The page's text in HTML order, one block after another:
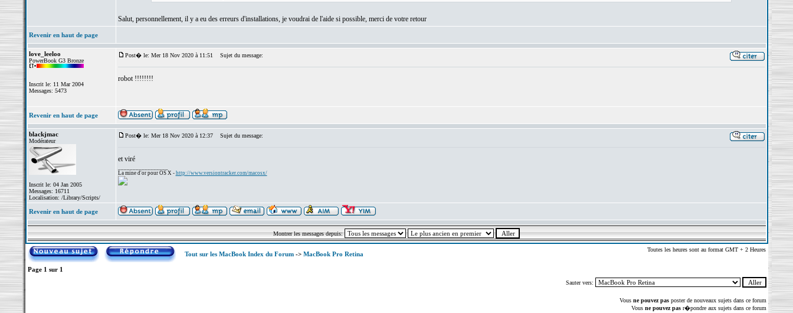
Salut, personnellement, il y a eu des erreurs d'installations, je voudrai de l'aide si possible, merci de votre retour
Revenir en haut de page
love_leeloo
PowerBook G3 Bronze
Inscrit le: 11 Mar 2004
Messages: 5473
Post� le: Mer 18 Nov 2020 à 11:51 Sujet du message:
robot !!!!!!!!
Revenir en haut de page
blackjmac
Modérateur
Inscrit le: 04 Jan 2005
Messages: 16711
Localisation: /Library/Scripts/
Post� le: Mer 18 Nov 2020 à 12:37 Sujet du message:
et viré
La mine d'or pour OS X - http://www.versiontracker.com/macosx/
Revenir en haut de page
Montrer les messages depuis:
Tout sur les MacBook Index du Forum-> MacBook Pro Retina
Toutes les heures sont au format GMT + 2 Heures
Page 1 sur 1
Sauter vers:
Vous ne pouvez pasposter de nouveaux sujets dans ce forum
Vous ne pouvez pasr�pondre aux sujets dans ce forum